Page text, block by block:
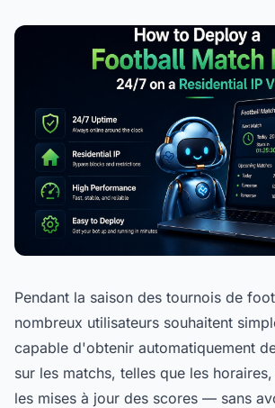
Pendant la saison des tournois de
nombreux utilisateurs souhaitent
capable d'obtenir automatiquement
sur les matchs, telles que les
les mises à jour des scores — sans